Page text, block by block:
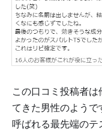
この口コミ投稿者
てきた男性のよう
呼ばれる最先端の